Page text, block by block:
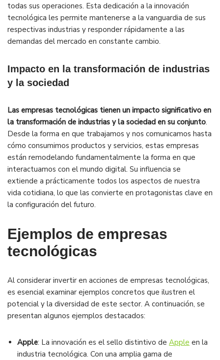
todas sus operaciones. Esta dedicación a la innovación
tecnológica les permite mantenerse a la vanguardia de sus
respectivas industrias y responder rápidamente a las
demandas del mercado en constante cambio.
Impacto en la transformación de industrias
y la sociedad
Las empresas tecnológicas tienen un impacto significativo en
la transformación de industrias y la sociedad en su conjunto.
Desde la forma en que trabajamos y nos comunicamos hasta
cómo consumimos productos y servicios, estas empresas
están remodelando fundamentalmente la forma en que
interactuamos con el mundo digital. Su influencia se
extiende a prácticamente todos los aspectos de nuestra
vida cotidiana, lo que las convierte en protagonistas clave en
la configuración del futuro.
Ejemplos de empresas
tecnológicas
Al considerar invertir en acciones de empresas tecnológicas,
es esencial examinar ejemplos concretos que ilustren el
potencial y la diversidad de este sector. A continuación, se
presentan algunos ejemplos destacados:
Apple: La innovación es el sello distintivo de Apple en la
industria tecnológica. Con una amplia gama de